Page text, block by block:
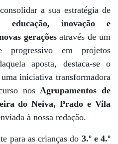
a sua estratégia de
educação, inovação e
geraçõesatravés de um
progressivo em projetos
aposta, destaca-se o
iniciativa transformadora
nos Agrupamentos de
do Neiva, Prado e Vila
à nossa redação.
para as crianças do 3.º e 4.º